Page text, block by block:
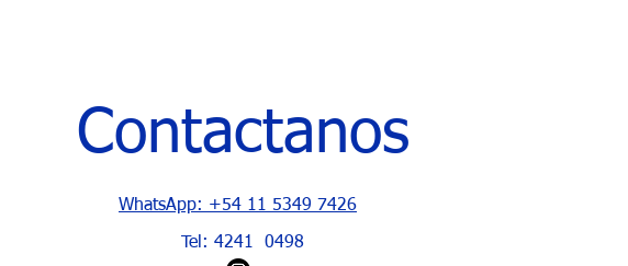
Contactanos
WhatsApp: +54 11 5349 7426
Tel: 4241 0498